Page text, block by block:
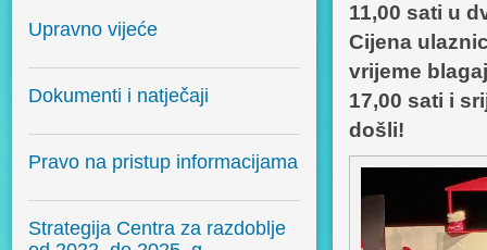
Upravno vijeće
Dokumenti i natječaji
Pravo na pristup informacijama
Strategija Centra za razdoblje
11,00 sati u
Cijena
vrijeme
17,00 sati i
došli!